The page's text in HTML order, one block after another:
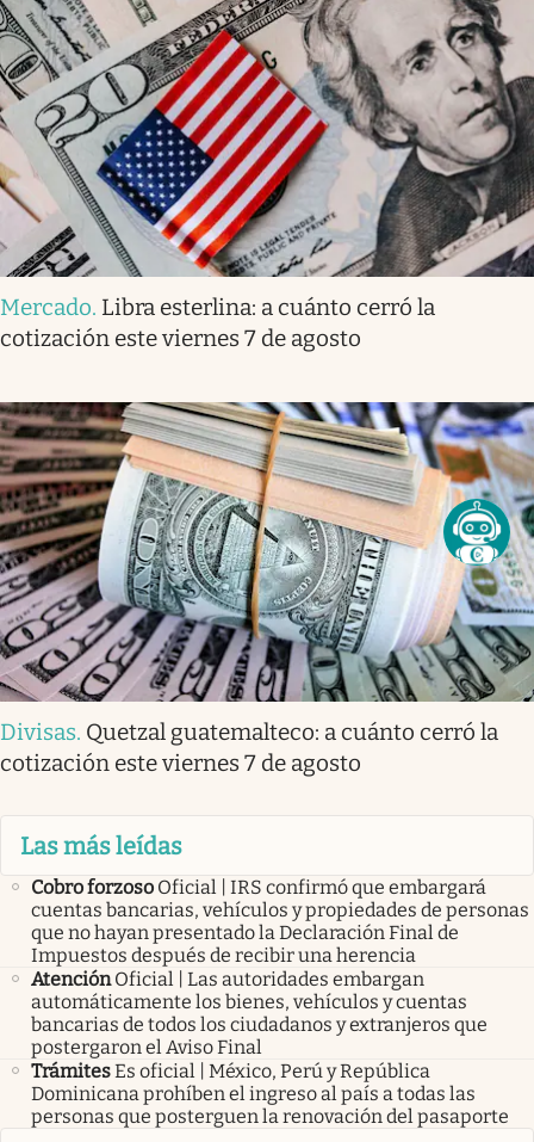
Mercado. Libra esterlina: a cuánto cerró la
cotización este viernes 7 de agosto
Divisas. Quetzal guatemalteco: a cuánto cerró la
cotización este viernes 7 de agosto
Las más leídas
Cobro forzoso Oficial | IRS confirmó que embargará
cuentas bancarias, vehículos y propiedades de personas
que no hayan presentado la Declaración Final de
Impuestos después de recibir una herencia
Atención Oficial | Las autoridades embargan
automáticamente los bienes, vehículos y cuentas
bancarias de todos los ciudadanos y extranjeros que
postergaron el Aviso Final
TrámitesEs oficial | México, Perú y República
Dominicana prohíben el ingreso al país a todas las
personas que posterguen la renovación del pasaporte